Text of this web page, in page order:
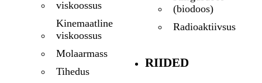
viskoossus
Kinemaatline
viskoossus
Molaarmass
Tihedus
(biodoos)
Radioaktiivsus
RIIDED